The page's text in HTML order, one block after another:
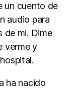
un cuento de
audio para
de mi. Dime
verme y
ha nacido